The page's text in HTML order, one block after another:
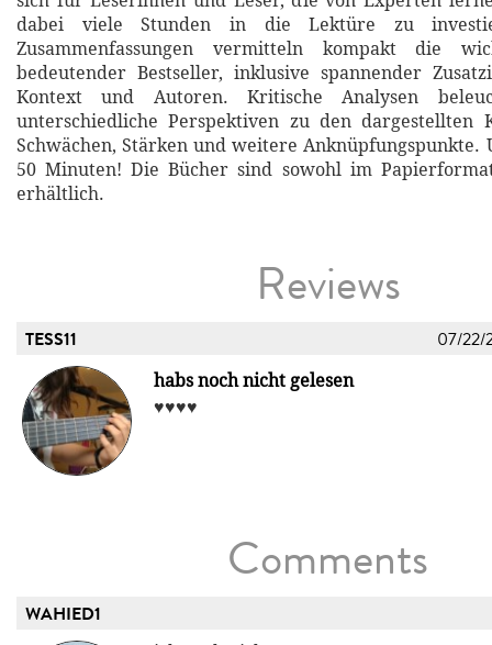
dabei viele Stunden in die Lektüre zu
Zusammenfassungen vermitteln kompakt die
bedeutender Bestseller, inklusive spannender
Kontext und Autoren. Kritische Analysen
unterschiedliche Perspektiven zu den dargestellten
Schwächen, Stärken und weitere Anknüpfungspunkte.
50 Minuten! Die Bücher sind sowohl im
erhältlich.
Reviews
TESS11 07/22/
habs noch nicht gelesen
♥️♥️♥️♥️
Comments
WAHIED1